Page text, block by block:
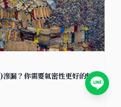
漏？你需要氣密性更好的包